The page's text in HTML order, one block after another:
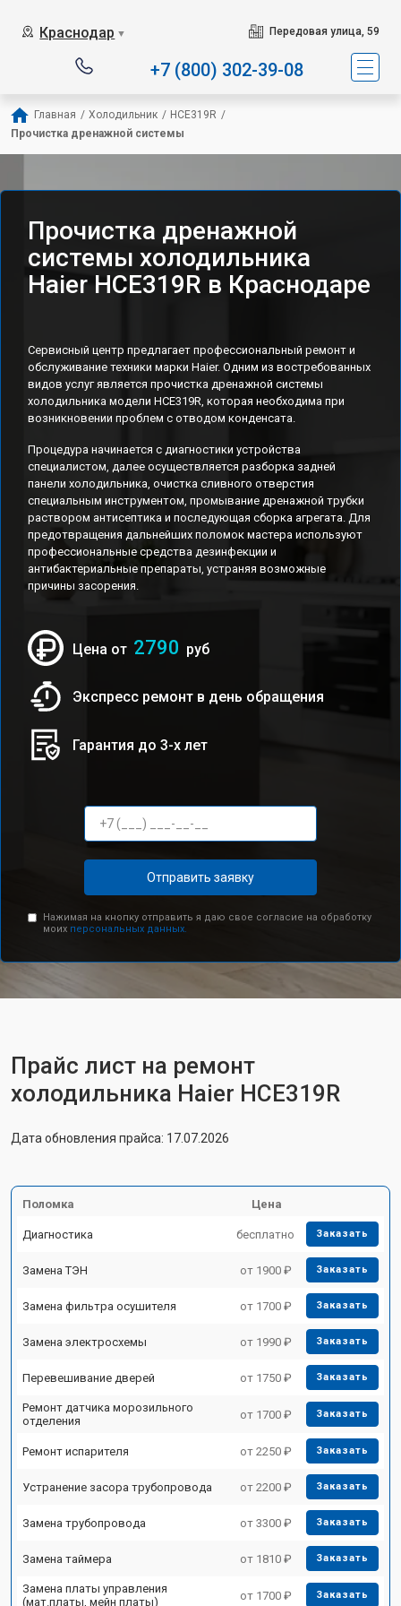
Краснодар ▼ Передовая улица, 59
+7 (800) 302-39-08
Главная / Холодильник / HCE319R /
Прочистка дренажной системы
Прочистка дренажной
системы холодильника
Haier HCE319R в Краснодаре
Сервисный центр предлагает профессиональный ремонт и
обслуживание техники марки Haier. Одним из востребованных
видов услуг является прочистка дренажной системы
холодильника модели HCE319R, которая необходима при
возникновении проблем с отводом конденсата.
Процедура начинается с диагностики устройства
специалистом, далее осуществляется разборка задней
панели холодильника, очистка сливного отверстия
специальным инструментом, промывание дренажной трубки
раствором антисептика и последующая сборка агрегата. Для
предотвращения дальнейших поломок мастера используют
профессиональные средства дезинфекции и
антибактериальные препараты, устраняя возможные
причины засорения.
Цена от 2790 руб
Экспресс ремонт в день обращения
Гарантия до 3-х лет
Отправить заявку
Нажимая на кнопку отправить я даю свое согласие на обработку
моих персональных данных.
Прайс лист на ремонт
холодильника Haier HCE319R
Дата обновления прайса: 17.07.2026
Поломка Цена
Диагностика бесплатно Заказать
Замена ТЭН от 1900 ₽ Заказать
Замена фильтра осушителя от 1700 ₽ Заказать
Замена электросхемы от 1990 ₽ Заказать
Перевешивание дверей от 1750 ₽ Заказать
Ремонт датчика морозильного
отделения
от 1700 ₽ Заказать
Ремонт испарителя от 2250 ₽ Заказать
Устранение засора трубопровода от 2200 ₽ Заказать
Замена трубопровода от 3300 ₽ Заказать
Замена таймера от 1810 ₽ Заказать
Замена платы управления
(мат.платы, мейн платы)
от 1700 ₽ Заказать